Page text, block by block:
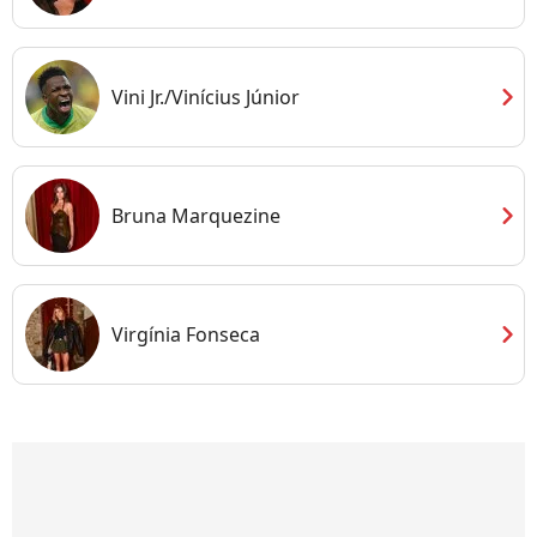
Vini Jr./Vinícius Júnior chevron_right
Bruna Marquezine chevron_right
Virgínia Fonseca chevron_right